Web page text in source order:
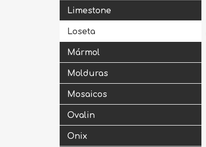
Limestone
Loseta
Mármol
Molduras
Mosaicos
Ovalin
Onix